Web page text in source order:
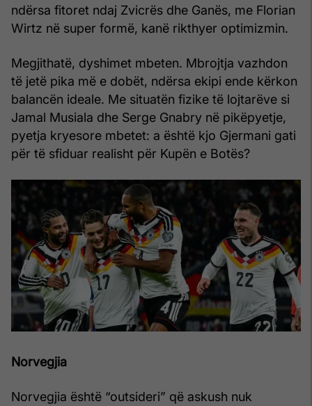
ndërsa fitoret ndaj Zvicrës dhe Ganës, me Florian
Wirtz në super formë, kanë rikthyer optimizmin.
Megjithatë, dyshimet mbeten. Mbrojtja vazhdon
të jetë pika më e dobët, ndërsa ekipi ende kërkon
balancën ideale. Me situatën fizike të lojtarëve si
Jamal Musiala dhe Serge Gnabry në pikëpyetje,
pyetja kryesore mbetet: a është kjo Gjermani gati
për të sfiduar realisht për Kupën e Botës?
Norvegjia
Norvegjia është “outsideri” që askush nuk